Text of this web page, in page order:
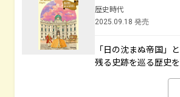
歴史時代
2025.09.18 発売
「日の沈まぬ帝国」
残る史跡を巡る歴史